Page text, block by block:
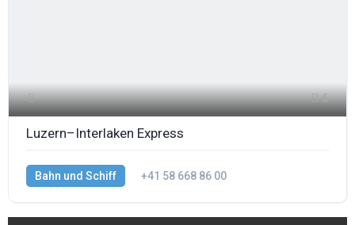
6
Luzern–Interlaken Express
Bahn und Schiff +41 58 668 86 00